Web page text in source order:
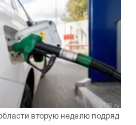
вторую неделю подряд